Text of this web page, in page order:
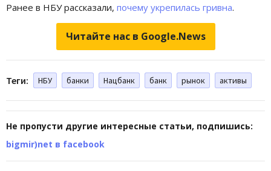
Ранее в НБУ рассказали, почему укрепилась гривна.
Читайте нас в Google.News
Теги: НБУ банки Нацбанк банк рынок активы
Не пропусти другие интересные статьи, подпишись:
bigmir)net в facebook